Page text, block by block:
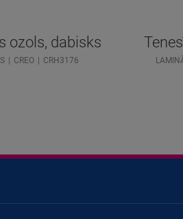
ozols, dabisks
CREO CRH3176